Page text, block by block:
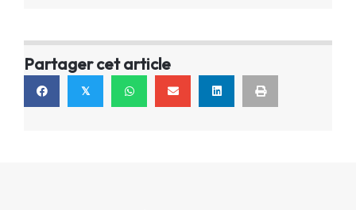
Partager cet article
𝕏